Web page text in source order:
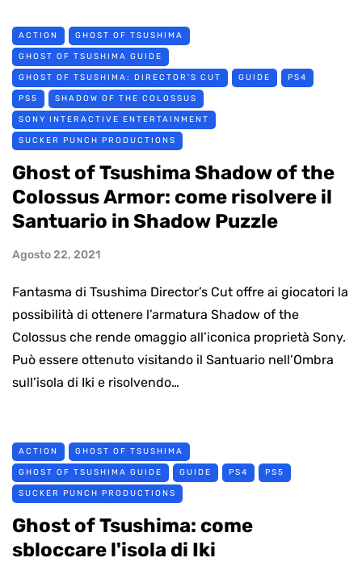
ACTION GHOST OF TSUSHIMA
GHOST OF TSUSHIMA GUIDE
GHOST OF TSUSHIMA: DIRECTOR'S CUT GUIDE PS4
PS5 SHADOW OF THE COLOSSUS
SONY INTERACTIVE ENTERTAINMENT
SUCKER PUNCH PRODUCTIONS
Ghost of Tsushima Shadow of the
Colossus Armor: come risolvere il
Santuario in Shadow Puzzle
Agosto 22, 2021
Fantasma di Tsushima Director’s Cut offre ai giocatori la
possibilità di ottenere l’armatura Shadow of the
Colossus che rende omaggio all’iconica proprietà Sony.
Può essere ottenuto visitando il Santuario nell’Ombra
sull’isola di Iki e risolvendo…
ACTION GHOST OF TSUSHIMA
GHOST OF TSUSHIMA GUIDE GUIDE PS4 PS5
SUCKER PUNCH PRODUCTIONS
Ghost of Tsushima: come
sbloccare l'isola di Iki